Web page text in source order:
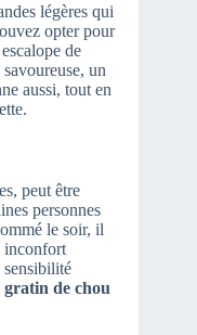
légères qui
opter pour
de
un
aussi, tout en
peut être
personnes
le soir, il
inconfort
gratin de chou